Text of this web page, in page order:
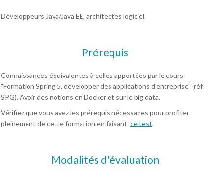
Développeurs Java/Java EE, architectes logiciel.
Prérequis
Connaissances équivalentes à celles apportées par le cours
"Formation Spring 5, développer des applications d'entreprise" (réf.
SPG). Avoir des notions en Docker et sur le big data.
Vérifiez que vous avez les prérequis nécessaires pour profiter
pleinement de cette formation en faisant ce test.
Modalités d'évaluation